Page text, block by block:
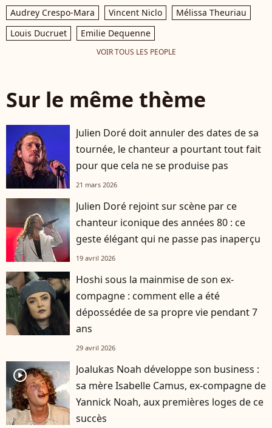
Audrey Crespo-Mara
Vincent Niclo
Mélissa Theuriau
Louis Ducruet
Emilie Dequenne
VOIR TOUS LES PEOPLE
Sur le même thème
Julien Doré doit annuler des dates de sa
tournée, le chanteur a pourtant tout fait
pour que cela ne se produise pas
21 mars 2026
Julien Doré rejoint sur scène par ce
chanteur iconique des années 80 : ce
geste élégant qui ne passe pas inaperçu
19 avril 2026
Hoshi sous la mainmise de son ex-
compagne : comment elle a été
dépossédée de sa propre vie pendant 7
ans
29 avril 2026
player2
Joalukas Noah développe son business :
sa mère Isabelle Camus, ex-compagne de
Yannick Noah, aux premières loges de ce
succès